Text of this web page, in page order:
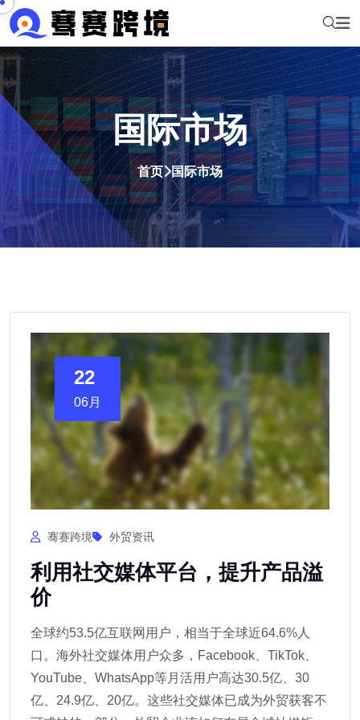
国际市场
首页 国际市场
22
06月
骞赛跨境 外贸资讯
利用社交媒体平台，提升产品溢
价
全球约53.5亿互联网用户，相当于全球近64.6%人
口。海外社交媒体用户众多，Facebook、TikTok、
YouTube、WhatsApp等月活用户高达30.5亿、30
亿、24.9亿、20亿。这些社交媒体已成为外贸获客不